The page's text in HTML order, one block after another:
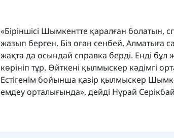
«Біріншісі Шымкентте қаралған болатын,
жазып берген. Біз оған сенбей, Алматыға
жақта да осындай справка берді. Енді
көрініп тұр. Өйткені қылмыскер кәдімгі
Естігенім бойынша қазір қылмыскер
емдеу орталығында», дейді Нұрай